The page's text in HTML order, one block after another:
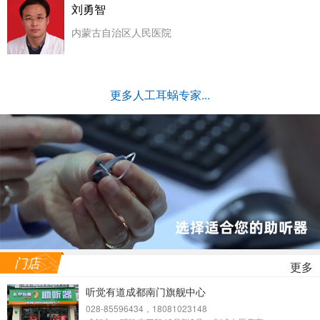
刘勇智
内蒙古自治区人民医院
更多人工耳蜗专家...
门店 更多
听觉有道成都南门旗舰中心
028-85596434，18081023148